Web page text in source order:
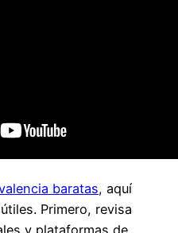
baratas, aquí
Primero, revisa
y plataformas de